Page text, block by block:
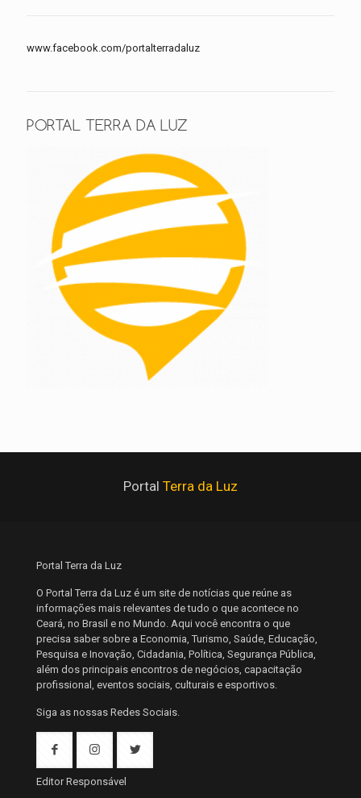
www.facebook.com/portalterradaluz
PORTAL TERRA DA LUZ
Portal Terra da Luz
Portal Terra da Luz
O Portal Terra da Luz é um site de notícias que reúne as
informações mais relevantes de tudo o que acontece no
Ceará, no Brasil e no Mundo. Aqui você encontra o que
precisa saber sobre a Economia, Turismo, Saúde, Educação,
Pesquisa e Inovação, Cidadania, Política, Segurança Pública,
além dos principais encontros de negócios, capacitação
profissional, eventos sociais, culturais e esportivos.
Siga as nossas Redes Sociais.
Editor Responsável